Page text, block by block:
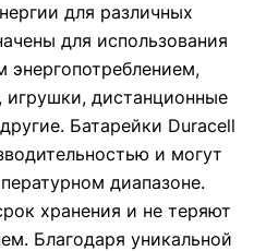
для различных
для использования
энергопотреблением,
игрушки, дистанционные
Батарейки Duracell
и могут
диапазоне.
хранения и не теряют
Благодаря уникальной